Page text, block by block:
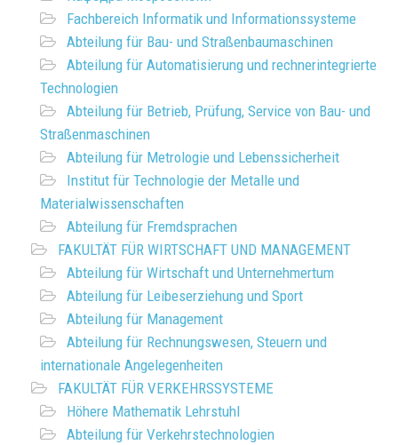
Fachbereich Informatik und Informationssysteme
Abteilung für Bau- und Straßenbaumaschinen
Abteilung für Automatisierung und rechnerintegrierte
Technologien
Abteilung für Betrieb, Prüfung, Service von Bau- und
Straßenmaschinen
Abteilung für Metrologie und Lebenssicherheit
Institut für Technologie der Metalle und
Materialwissenschaften
Abteilung für Fremdsprachen
FAKULTÄT FÜR WIRTSCHAFT UND MANAGEMENT
Abteilung für Wirtschaft und Unternehmertum
Abteilung für Leibeserziehung und Sport
Abteilung für Management
Abteilung für Rechnungswesen, Steuern und
internationale Angelegenheiten
FAKULTÄT FÜR VERKEHRSSYSTEME
Höhere Mathematik Lehrstuhl
Abteilung für Verkehrstechnologien